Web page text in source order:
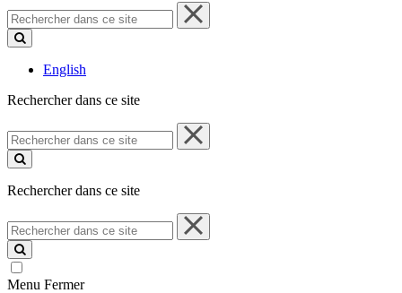
Rechercher
dans
ce
English
Rechercher dans ce site
Rechercher
dans
ce
Rechercher dans ce site
Rechercher
dans
ce
site
Menu Fermer